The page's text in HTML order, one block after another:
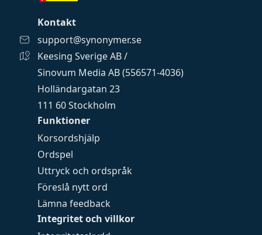
Funktioner
Korsordshjälp
Ordspel
Uttryck och ordspråk
Föreslå nytt ord
Lämna feedback
Integritet och villkor
Kontakt
support@synonymer.se
Keesing Sverige AB /
Sinovum Media AB (556571-4036)
Holländargatan 23
111 60 Stockholm